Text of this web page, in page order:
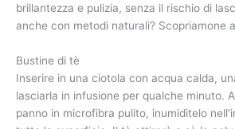
brillantezza e pulizia, senza il rischio di
anche con metodi naturali? Scopriamone
Bustine di tè
Inserire in una ciotola con acqua calda,
lasciarla in infusione per qualche minuto.
panno in microfibra pulito, inumiditelo